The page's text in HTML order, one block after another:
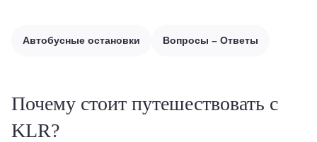
Автобусные остановки Вопросы – Ответы
Почему стоит путешествовать с
KLR?